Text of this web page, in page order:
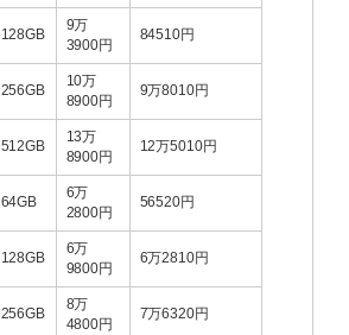
128GB
9万
3900円
84510円
256GB
10万
8900円
9万8010円
512GB
13万
8900円
12万5010円
64GB
6万
2800円
56520円
128GB
6万
9800円
6万2810円
256GB
8万
4800円
7万6320円